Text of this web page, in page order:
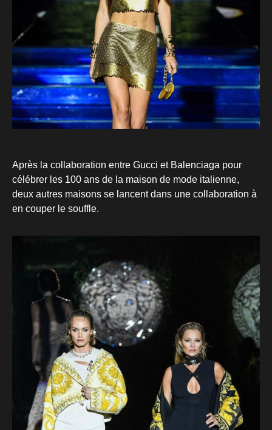
Après la collaboration entre Gucci et Balenciaga pour
célébrer les 100 ans de la maison de mode italienne,
deux autres maisons se lancent dans une collaboration à
en couper le souffle.